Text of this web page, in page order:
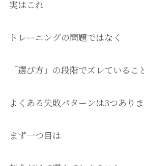
実はこれ
トレーニングの問題ではなく
「選び方」の段階でズレているこ
よくある失敗パターンは3つありま
まず一つ目は